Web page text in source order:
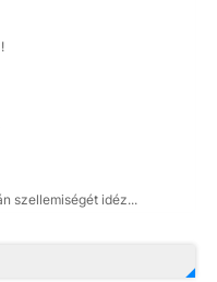
szellemiségét idéz...